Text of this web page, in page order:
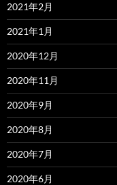
2021年2月
2021年1月
2020年12月
2020年11月
2020年9月
2020年8月
2020年7月
2020年6月